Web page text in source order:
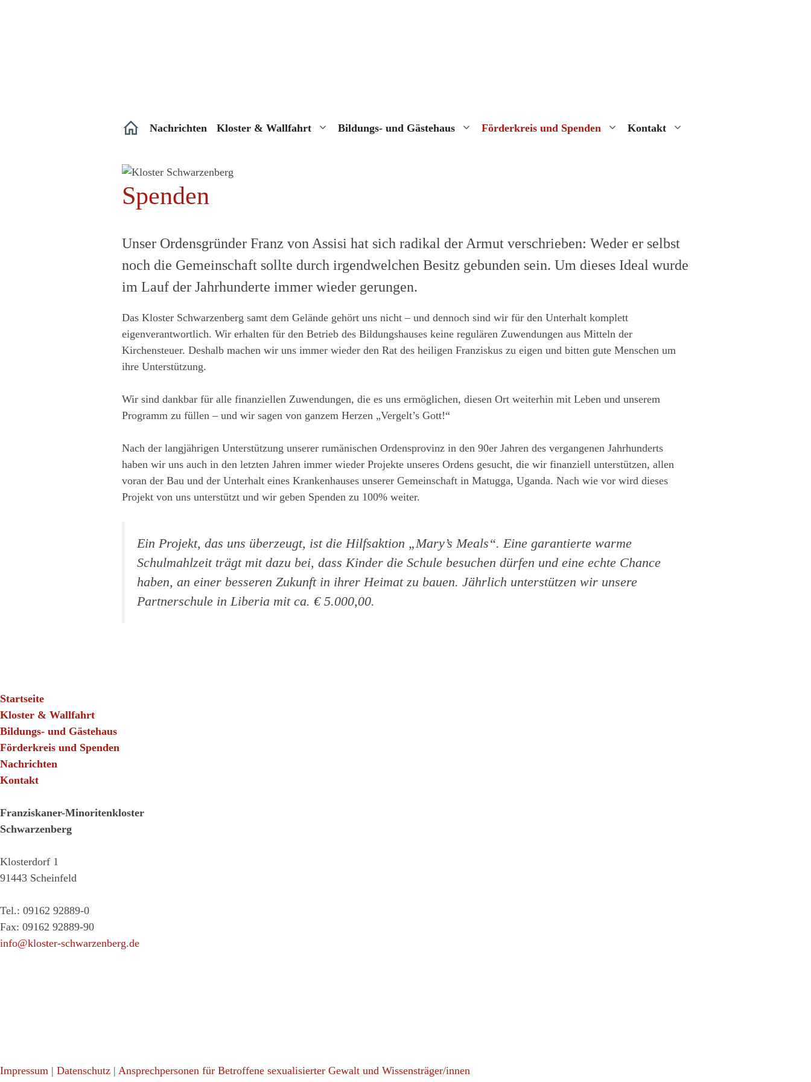
Nachrichten Kloster & Wallfahrt Bildungs- und Gästehaus Förderkreis und Spenden Kontakt
Spenden
Unser Ordensgründer Franz von Assisi hat sich radikal der Armut verschrieben: Weder er selbst
noch die Gemeinschaft sollte durch irgendwelchen Besitz gebunden sein. Um dieses Ideal wurde
im Lauf der Jahrhunderte immer wieder gerungen.
Das Kloster Schwarzenberg samt dem Gelände gehört uns nicht – und dennoch sind wir für den Unterhalt komplett
eigenverantwortlich. Wir erhalten für den Betrieb des Bildungshauses keine regulären Zuwendungen aus Mitteln der
Kirchensteuer. Deshalb machen wir uns immer wieder den Rat des heiligen Franziskus zu eigen und bitten gute Menschen um
ihre Unterstützung.
Wir sind dankbar für alle finanziellen Zuwendungen, die es uns ermöglichen, diesen Ort weiterhin mit Leben und unserem
Programm zu füllen – und wir sagen von ganzem Herzen „Vergelt’s Gott!“
Nach der langjährigen Unterstützung unserer rumänischen Ordensprovinz in den 90er Jahren des vergangenen Jahrhunderts
haben wir uns auch in den letzten Jahren immer wieder Projekte unseres Ordens gesucht, die wir finanziell unterstützen, allen
voran der Bau und der Unterhalt eines Krankenhauses unserer Gemeinschaft in Matugga, Uganda. Nach wie vor wird dieses
Projekt von uns unterstützt und wir geben Spenden zu 100% weiter.
Ein Projekt, das uns überzeugt, ist die Hilfsaktion „Mary’s Meals“. Eine garantierte warme
Schulmahlzeit trägt mit dazu bei, dass Kinder die Schule besuchen dürfen und eine echte Chance
haben, an einer besseren Zukunft in ihrer Heimat zu bauen. Jährlich unterstützen wir unsere
Partnerschule in Liberia mit ca. € 5.000,00.
Startseite
Kloster & Wallfahrt
Bildungs- und Gästehaus
Förderkreis und Spenden
Nachrichten
Kontakt
Franziskaner-Minoritenkloster
Schwarzenberg
Klosterdorf 1
91443 Scheinfeld
Tel.: 09162 92889-0
Fax: 09162 92889-90
info@kloster-schwarzenberg.de
Impressum | Datenschutz | Ansprechpersonen für Betroffene sexualisierter Gewalt und Wissensträger/innen